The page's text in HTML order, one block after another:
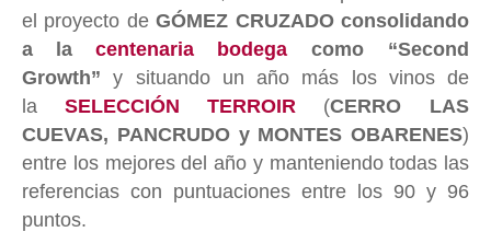
el proyecto de GÓMEZ CRUZADO consolidando
a la centenaria bodega como “Second
Growth” y situando un año más los vinos de
la SELECCIÓN TERROIR (CERRO LAS
CUEVAS, PANCRUDO y MONTES OBARENES)
entre los mejores del año y manteniendo todas las
referencias con puntuaciones entre los 90 y 96
puntos.